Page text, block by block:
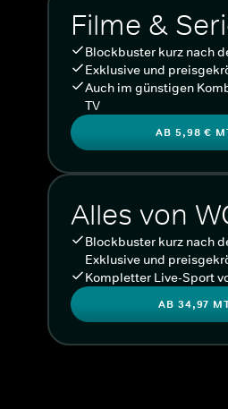
Filme &
Blockbuster kurz nach
Exklusive und
Auch im günstigen
TV
AB 5,98 €
Alles von
Blockbuster kurz nach
Exklusive und
Kompletter Live-Sport
AB 34,97